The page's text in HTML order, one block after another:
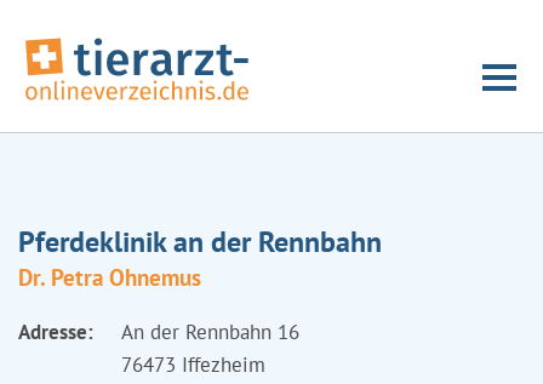
Pferdeklinik an der Rennbahn
Dr. Petra Ohnemus
Adresse:
An der Rennbahn 16
76473 Iffezheim